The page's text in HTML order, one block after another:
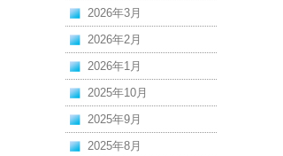
2026年3月
2026年2月
2026年1月
2025年10月
2025年9月
2025年8月